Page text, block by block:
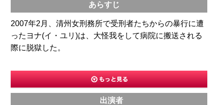
あらすじ
2007年2月、清州女刑務所で受刑者たちからの暴行に遭
ったヨナ(イ・ユリ)は、大怪我をして病院に搬送される
際に脱獄した。
出演者